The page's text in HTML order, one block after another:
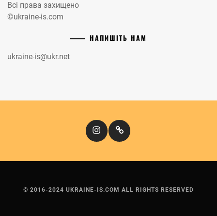
Всі права захищено
©ukraine-is.com
НАПИШІТЬ НАМ
ukraine-is@ukr.net
InstagramКіномандри
© 2016-2024 UKRAINE-IS.COM ALL RIGHTS RESERVED